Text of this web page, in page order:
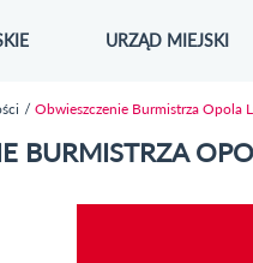
URZĄD MIEJSKI
Obwieszczenie Burmistrza Opola
BURMISTRZA